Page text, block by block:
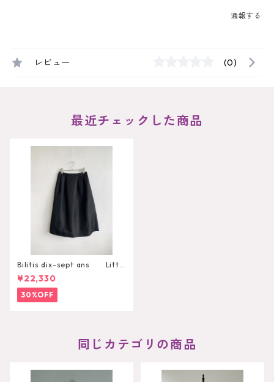
通報する
レビュー (0)
最近チェックした商品
Bilitis dix-sept ans Littl
e Black Skirt
¥22,330
30%OFF
同じカテゴリの商品